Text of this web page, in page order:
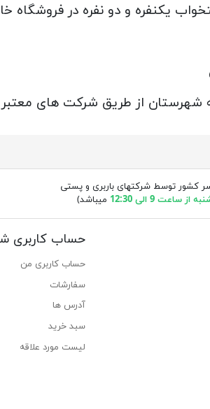
یکنفره و دو نفره در
شهرستان از طریق شرکت های
کشور توسط شرکتهای باربری و پستی
از ساعت 9 الی 12:30 میباشد)
حساب کاربری
حساب کاربری من
سفارشات
آدرس ها
سبد خرید
لیست مورد علاقه